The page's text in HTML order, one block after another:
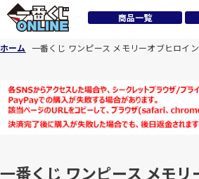
商品一覧
ホーム 一番くじ ワンピース メモリーオブヒロイ
一番くじ ワンピース メモリ